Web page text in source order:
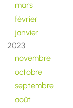
mars
février
janvier
2023
novembre
octobre
septembre
août